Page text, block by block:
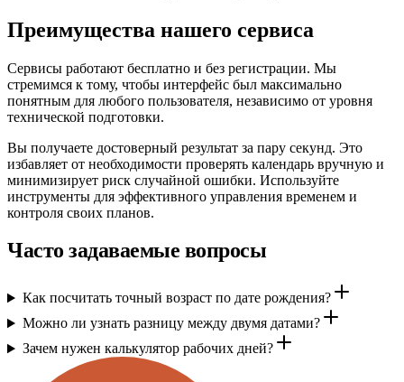
Преимущества нашего сервиса
Сервисы работают бесплатно и без регистрации. Мы
стремимся к тому, чтобы интерфейс был максимально
понятным для любого пользователя, независимо от уровня
технической подготовки.
Вы получаете достоверный результат за пару секунд. Это
избавляет от необходимости проверять календарь вручную и
минимизирует риск случайной ошибки. Используйте
инструменты для эффективного управления временем и
контроля своих планов.
Часто задаваемые вопросы
Как посчитать точный возраст по дате рождения?
Можно ли узнать разницу между двумя датами?
Зачем нужен калькулятор рабочих дней?